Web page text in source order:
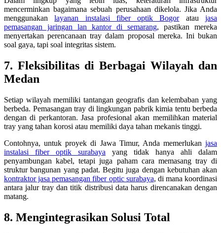
mencerminkan bagaimana sebuah perusahaan dikelola. Jika Anda
menggunakanlayanan instalasi fiber optik Bogorataujasa
pemasangan jaringan lan kantor di semarang, pastikan mereka
menyertakan perencanaan tray dalam proposal mereka. Ini bukan
soal gaya, tapi soal integritas sistem.
7. Fleksibilitas di Berbagai Wilayah dan
Medan
Setiap wilayah memiliki tantangan geografis dan kelembaban yang
berbeda. Pemasangan tray di lingkungan pabrik kimia tentu berbeda
dengan di perkantoran. Jasa profesional akan memilihkan material
tray yang tahan korosi atau memiliki daya tahan mekanis tinggi.
Contohnya, untuk proyek di Jawa Timur, Anda memerlukan jasa
instalasi fiber optik surabaya yang tidak hanya ahli dalam
penyambungan kabel, tetapi juga paham cara memasang tray di
struktur bangunan yang padat. Begitu juga dengan kebutuhan akan
kontraktor jasa pemasangan fiber optic surabaya, di mana koordinasi
antara jalur tray dan titik distribusi data harus direncanakan dengan
matang.
8. Mengintegrasikan Solusi Total